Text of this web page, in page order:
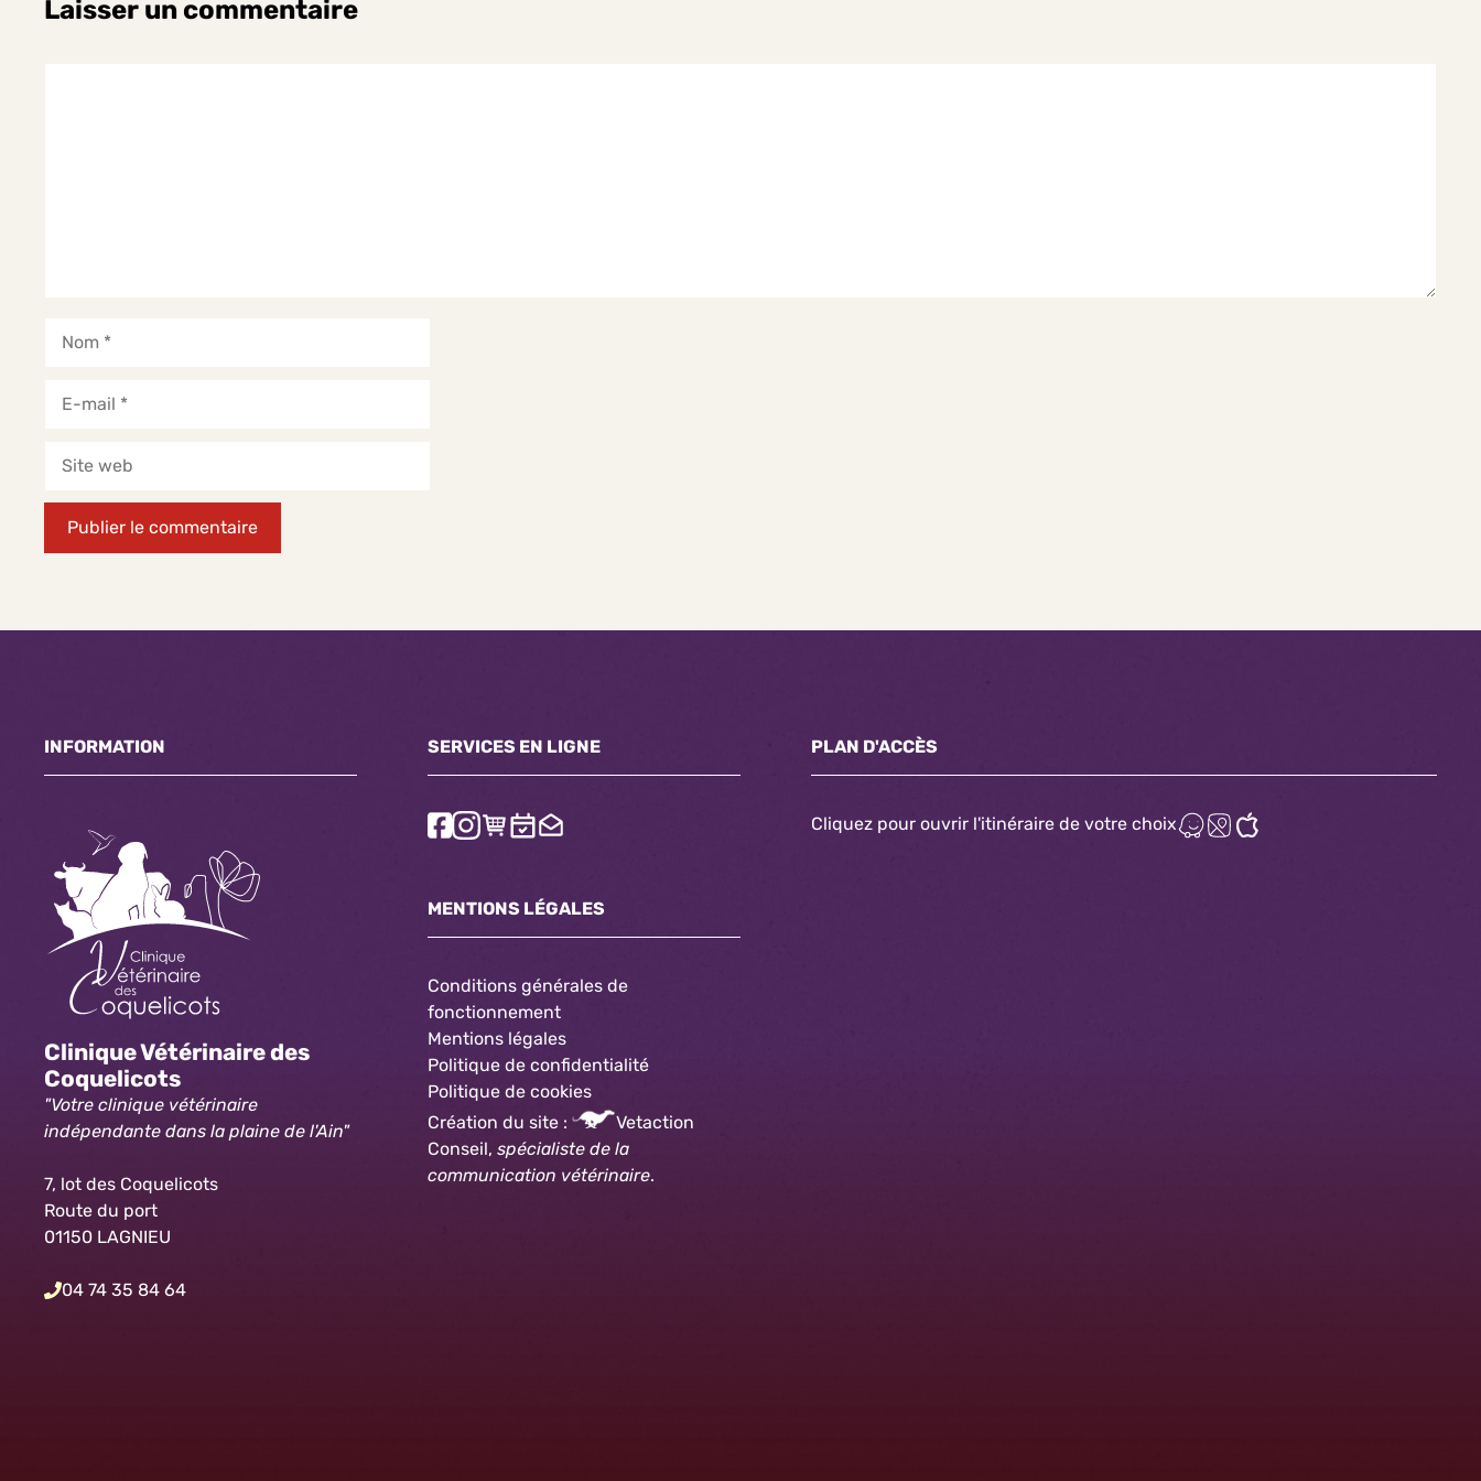
Laisser un commentaire
mail
web
INFORMATION
Clinique Vétérinaire des
Coquelicots
"Votre clinique vétérinaire
indépendante dans la plaine de l'Ain"
7, lot des Coquelicots
Route du port
01150 LAGNIEU
04 74 35 84 64
SERVICES EN LIGNE
MENTIONS LÉGALES
Conditions générales de
fonctionnement
Mentions légales
Politique de confidentialité
Politique de cookies
Création du site :
Vetaction
Conseil, spécialiste de la
communication vétérinaire.
PLAN D'ACCÈS
Cliquez pour ouvrir l'itinéraire de votre choix